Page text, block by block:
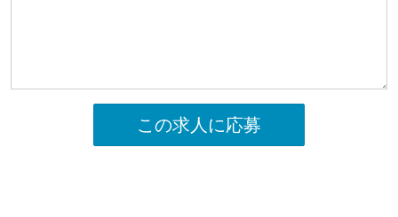
この求人に応募